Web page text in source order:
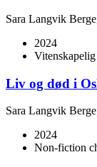
Sara Langvik
2024
Liv og død i
Sara Langvik
2024
Non-fiction